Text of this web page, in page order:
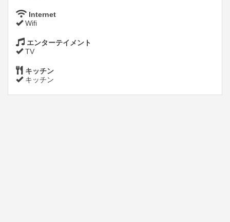
Internet
Wifi
エンターテイメント
TV
キッチン
キッチン